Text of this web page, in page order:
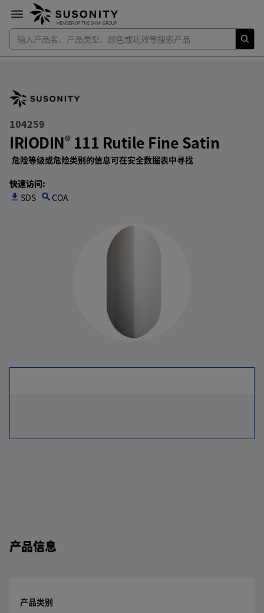
104259
IRIODIN® 111 Rutile Fine Satin
危险等级或危险类别的信息可在安全数据表中寻找
快速访问:
get_app SDS search COA
产品信息
产品类别